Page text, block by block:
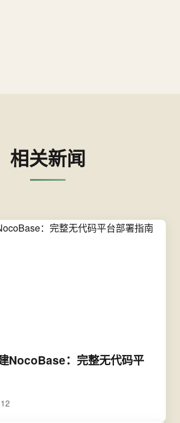
相关新闻
NocoBase：完整无代码平